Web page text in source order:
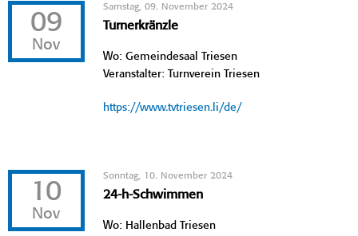
09
Nov
Samstag, 09. November 2024
Turnerkränzle
Wo: Gemeindesaal Triesen
Veranstalter: Turnverein Triesen
https://www.tvtriesen.li/de/
10
Nov
Sonntag, 10. November 2024
24-h-Schwimmen
Wo: Hallenbad Triesen